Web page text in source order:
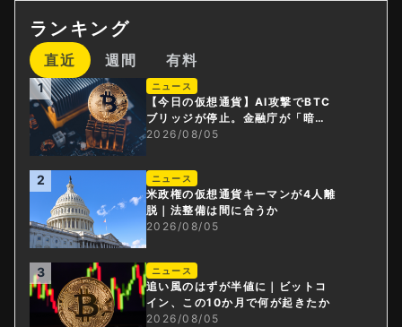
ランキング
直近 週間 有料
1 ニュース
【今日の仮想通貨】AI攻撃でBTC
ブリッジが停止。金融庁が「暗号
資産・ステーブルコイン課」新設
2026/08/05
2 ニュース
米政権の仮想通貨キーマンが4人離
脱｜法整備は間に合うか
2026/08/05
3 ニュース
追い風のはずが半値に｜ビットコ
イン、この10か月で何が起きたか
2026/08/05